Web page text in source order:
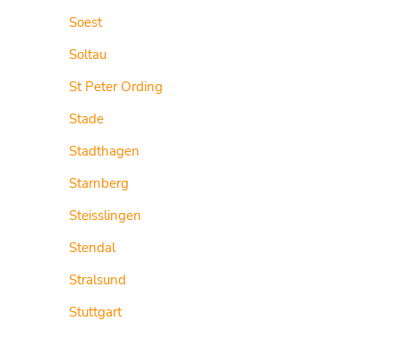
Soest
Soltau
St Peter Ording
Stade
Stadthagen
Starnberg
Steisslingen
Stendal
Stralsund
Stuttgart